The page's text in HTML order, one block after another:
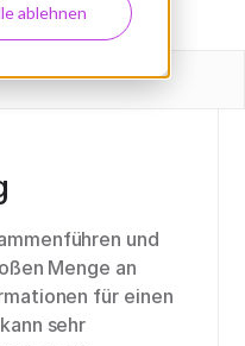
ablehnen
und
Menge an
für einen
sehr